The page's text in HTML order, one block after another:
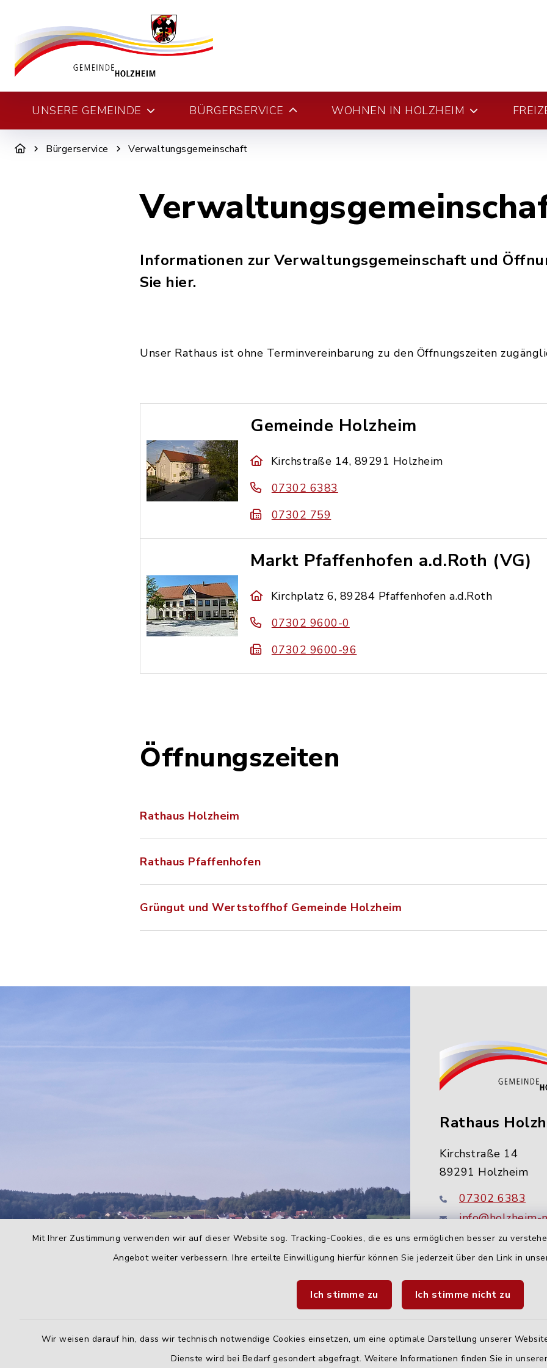
Mit Ihrer Zustimmung verwenden wir auf dieser Website sog. Tracking-Cookies, die es uns ermöglichen besser zu
Angebot weiter verbessern. Ihre erteilte Einwilligung hierfür können Sie jederzeit über den Link in
Ich stimme zu Ich stimme nicht zu
Wir weisen darauf hin, dass wir technisch notwendige Cookies einsetzen, um eine optimale Darstellung unserer
Dienste wird bei Bedarf gesondert abgefragt. Weitere Informationen finden Sie in
UNSERE GEMEINDE BÜRGERSERVICE WOHNEN IN HOLZHEIM
Bürgerservice Verwaltungsgemeinschaft
Informationen zur Verwaltungsgemeinschaft und
Sie hier.
Unser Rathaus ist ohne Terminvereinbarung zu den Öffnungszeiten
Gemeinde Holzheim
Kirchstraße 14, 89291 Holzheim
07302 6383
07302 759
Markt Pfaffenhofen a.d.Roth (VG)
Kirchplatz 6, 89284 Pfaffenhofen a.d.Roth
07302 9600-0
07302 9600-96
Öffnungszeiten
Rathaus Holzheim
Rathaus Pfaffenhofen
Grüngut und Wertstoffhof Gemeinde Holzheim
Rathaus
Kirchstraße 14
89291 Holzheim
07302 6383
info@holzheim-